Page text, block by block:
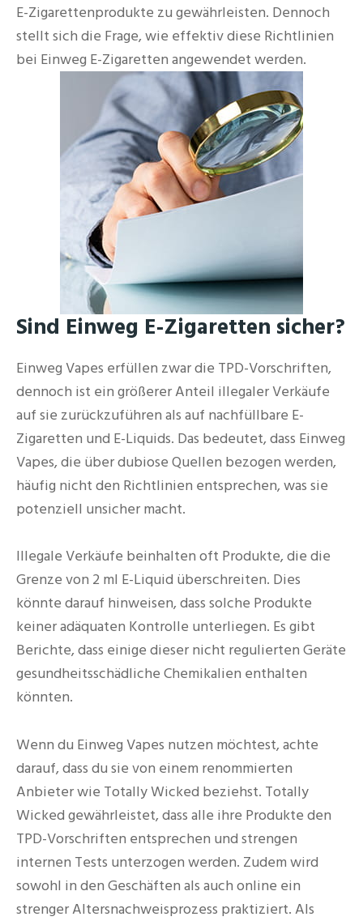
E-Zigarettenprodukte zu gewährleisten. Dennoch
stellt sich die Frage, wie effektiv diese Richtlinien
bei Einweg E-Zigaretten angewendet werden.
Sind Einweg E-Zigaretten sicher?
Einweg Vapes erfüllen zwar die TPD-Vorschriften,
dennoch ist ein größerer Anteil illegaler Verkäufe
auf sie zurückzuführen als auf nachfüllbare E-
Zigaretten und E-Liquids. Das bedeutet, dass Einweg
Vapes, die über dubiose Quellen bezogen werden,
häufig nicht den Richtlinien entsprechen, was sie
potenziell unsicher macht.
Illegale Verkäufe beinhalten oft Produkte, die die
Grenze von 2 ml E-Liquid überschreiten. Dies
könnte darauf hinweisen, dass solche Produkte
keiner adäquaten Kontrolle unterliegen. Es gibt
Berichte, dass einige dieser nicht regulierten Geräte
gesundheitsschädliche Chemikalien enthalten
könnten.
Wenn du Einweg Vapes nutzen möchtest, achte
darauf, dass du sie von einem renommierten
Anbieter wie Totally Wicked beziehst. Totally
Wicked gewährleistet, dass alle ihre Produkte den
TPD-Vorschriften entsprechen und strengen
internen Tests unterzogen werden. Zudem wird
sowohl in den Geschäften als auch online ein
strenger Altersnachweisprozess praktiziert. Als